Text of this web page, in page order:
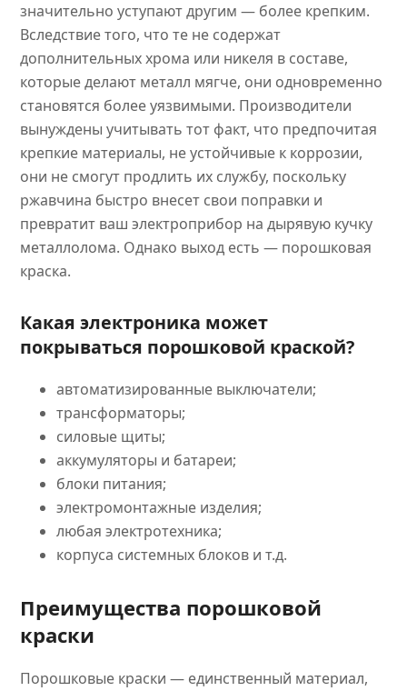
значительно уступают другим — более крепким.
Вследствие того, что те не содержат
дополнительных хрома или никеля в составе,
которые делают металл мягче, они одновременно
становятся более уязвимыми. Производители
вынуждены учитывать тот факт, что предпочитая
крепкие материалы, не устойчивые к коррозии,
они не смогут продлить их службу, поскольку
ржавчина быстро внесет свои поправки и
превратит ваш электроприбор на дырявую кучку
металлолома. Однако выход есть — порошковая
краска.
Какая электроника может
покрываться порошковой краской?
автоматизированные выключатели;
трансформаторы;
силовые щиты;
аккумуляторы и батареи;
блоки питания;
электромонтажные изделия;
любая электротехника;
корпуса системных блоков и т.д.
Преимущества порошковой
краски
Порошковые краски — единственный материал,